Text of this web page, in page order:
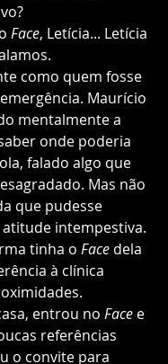
Face, Letícia... Letícia
como quem fosse
Maurício
mentalmente a
onde poderia
falado algo que
Mas não
que pudesse
intempestiva.
tinha o Face dela
à clínica
entrou no Face e
referências
o convite para